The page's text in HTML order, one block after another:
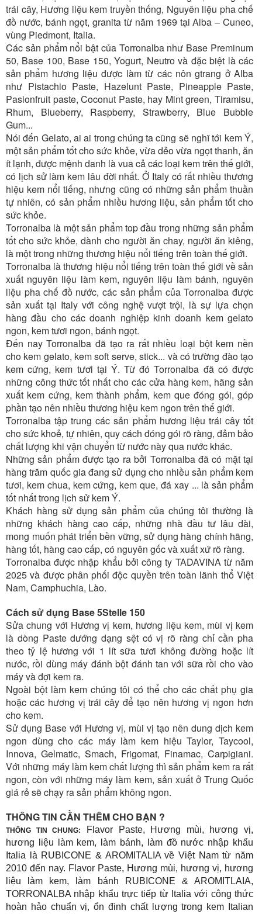
trái cây, Hương liệu kem truyền thống, Nguyên liệu pha chế
đồ nước, bánh ngọt, granita từ năm 1969 tại Alba – Cuneo,
vùng Piedmont, Italia.
Các sản phẩm nổi bật của Torronalba như Base Preminum
50, Base 100, Base 150, Yogurt, Neutro và đặc biệt là các
sản phẩm hương liệu được làm từ các nôn gtrang ở Alba
như Pistachio Paste, Hazelunt Paste, Pineapple Paste,
Pasionfruit paste, Coconut Paste, hay Mint green, Tiramisu,
Rhum, Blueberry, Raspberry, Strawberry, Blue Bubble
Gum...
Nói đến Gelato, ai ai trong chúng ta cũng sẽ nghĩ tới kem Ý,
một sản phẩm tốt cho sức khỏe, vừa dẻo vừa ngọt thanh, ăn
ít lạnh, được mệnh danh là vua cả các loại kem trên thế giới,
có lịch sử làm kem lâu đời nhất. Ở Italy có rất nhiều thương
hiệu kem nổi tiếng, nhưng cũng có những sản phẩm thuần
tự nhiên, có sản phẩm nhiều hương liệu, sản phẩm tốt cho
sức khỏe.
Torronalba là một sản phẩm top đầu trong những sản phẩm
tốt cho sức khỏe, dành cho người ăn chay, người ăn kiêng,
là một trong những thương hiệu nổi tiếng trên toàn thế giới.
Torronalba là thương hiệu nổi tiếng trên toàn thế giới về sản
xuất nguyên liệu làm kem, nguyên liệu làm bánh, nguyên
liệu pha chế đồ nước, các sản phẩm của Torronalba được
sản xuất tại Italy với công nghệ vượt trội, là sự lựa chọn
hàng đầu cho các doanh nghiệp kinh doanh kem gelato
ngon, kem tươi ngon, bánh ngọt.
Đến nay Torronalba đã tạo ra rất nhiều loại bột kem nền
cho kem gelato, kem soft serve, stick... và có trường đào tạo
kem cứng, kem tươi tại Ý. Từ đó Torronalba đã có được
những công thức tốt nhất cho các cửa hàng kem, hãng sản
xuất kem cứng, kem thành phẩm, kem que đóng gói, góp
phần tạo nên nhiều thương hiệu kem ngon trên thế giới.
Torronalba tập trung các sản phẩm hương liệu trái cây tốt
cho sức khoẻ, tự nhiên, quy cách đóng gói rõ ràng, đảm bảo
chất lượng khi vận chuyển từ nước này qua nước khác.
Những sản phẩm được tạo ra bởi Torronalba đã có mặt tại
hàng trăm quốc gia đang sử dụng cho nhiều sản phẩm kem
tươi, kem chua, kem cứng, kem que, đá xay ... là sản phẩm
tốt nhất trong lịch sử kem Ý.
Khách hàng sử dụng sản phẩm của chúng tôi thường là
những khách hàng cao cấp, những nhà đầu tư lâu dài,
mong muốn phát triển bền vững, sử dụng hàng chính hãng,
hàng tốt, hàng cao cấp, có nguyên gốc và xuất xứ rõ ràng.
Torronalba được nhập khẩu bởi công ty TADAVINA từ năm
2025 và được phân phối độc quyền trên toàn lãnh thổ Việt
Nam, Camphuchia, Lào.
Cách sử dụng Base 5Stelle 150
Sửa chung với Hương vị kem, hương liệu kem, mùi vị kem
là dòng Paste dướng dạng sệt có vị rõ ràng chỉ cần pha
theo tỷ lệ hương với 1 lít sữa tươi không đường hoặc lít
nước, rồi dùng máy đánh bột đánh tan với sữa rồi cho vào
máy và đợi kem ra.
Ngoài bột làm kem chúng tôi có thể cho các chất phụ gia
hoặc các hương vị trái cây để tạo nên hương vị ngon hơn
cho kem.
Sử dụng Base với Hương vị, mùi vị tạo nên dung dịch kem
ngon dùng cho các máy làm kem hiệu Taylor, Taycool,
Innova, Gelmatic, Smach, Frigomat, Finamac, Carpigiani.
Với những máy làm kem chất lượng thì sản phẩm kem ra rất
ngon, còn với những máy làm kem, sản xuất ở Trung Quốc
giá rẻ sẽ chạy ra sản phẩm không ngon.
THÔNG TIN CẦN THÊM CHO BẠN ?
THÔNG TIN CHUNG:
Flavor Paste, Hương mùi, hương vị,
hương liệu làm kem, làm bánh, làm đồ nước nhập khẩu
Italia là RUBICONE & AROMITALIA về Việt Nam từ năm
2010 đến nay. Flavor Paste, Hương mùi, hương vị, hương
liệu làm kem, làm bánh RUBICONE & AROMITLAIA,
TORRONALBA nhập khẩu trực tiếp từ Italia với công thức
hoàn hảo chuẩn vị, ổn đinh chất lượng trong kem Italian